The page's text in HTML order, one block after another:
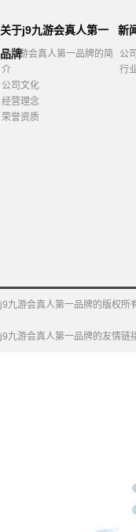
关于j9九游会真人第一
品牌
j9九游会真人第一品牌的简
介
公司文化
经营理念
荣誉资质
新
公
行
j9九游会真人第一品牌的版权所
j9九游会真人第一品牌的友情链